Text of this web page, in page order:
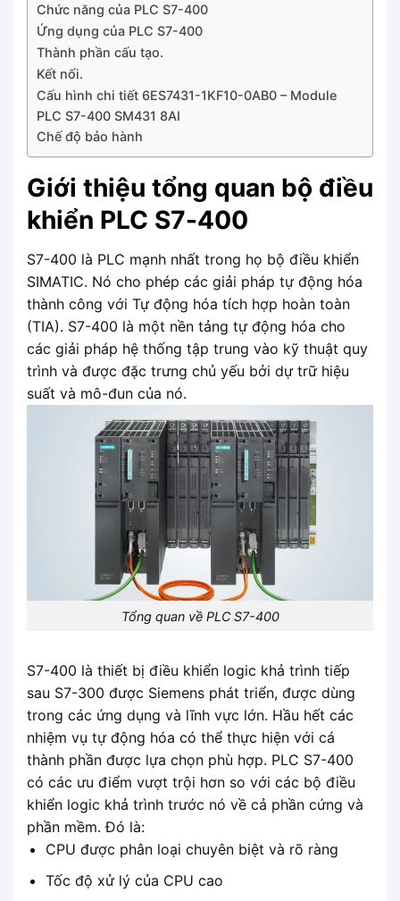
Chức năng của PLC S7-400
Ứng dụng của PLC S7-400
Thành phần cấu tạo.
Kết nối.
Cấu hình chi tiết 6ES7431-1KF10-0AB0 – Module
PLC S7-400 SM431 8AI
Chế độ bảo hành
Giới thiệu tổng quan bộ điều
khiển PLC S7-400
S7-400 là PLC mạnh nhất trong họ bộ điều khiển
SIMATIC. Nó cho phép các giải pháp tự động hóa
thành công với Tự động hóa tích hợp hoàn toàn
(TIA). S7-400 là một nền tảng tự động hóa cho
các giải pháp hệ thống tập trung vào kỹ thuật quy
trình và được đặc trưng chủ yếu bởi dự trữ hiệu
suất và mô-đun của nó.
Tổng quan về PLC S7-400
S7-400 là thiết bị điều khiển logic khả trình tiếp
sau S7-300 được Siemens phát triển, được dùng
trong các ứng dụng và lĩnh vực lớn. Hầu hết các
nhiệm vụ tự động hóa có thể thực hiện với cá
thành phần được lựa chọn phù hợp. PLC S7-400
có các ưu điểm vượt trội hơn so với các bộ điều
khiển logic khả trình trước nó về cả phần cứng và
phần mềm. Đó là:
CPU được phân loại chuyên biệt và rõ ràng
Tốc độ xử lý của CPU cao